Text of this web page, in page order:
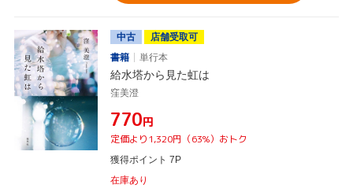
中古
店舗受取可
書籍
単行本
給水塔から見た虹は
窪美澄
¥770円
定価より1,320円（63%）おトク
獲得ポイント 7P
在庫あり